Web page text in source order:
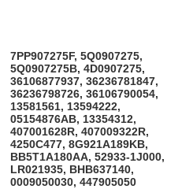
7PP907275F, 5Q0907275,
5Q0907275B, 4D0907275,
36106877937, 36236781847,
36236798726, 36106790054,
13581561, 13594222,
05154876AB, 13354312,
407001628R, 407009322R,
4250C477, 8G921A189KB,
BB5T1A180AA, 52933-1J000,
LR021935, BHB637140,
0009050030, 447905050